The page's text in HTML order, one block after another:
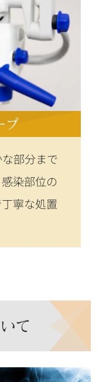
プ
部分まで
染部位の
寧な処置
て